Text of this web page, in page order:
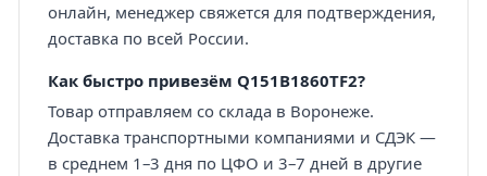
онлайн, менеджер свяжется для подтверждения,
доставка по всей России.
Как быстро привезём Q151B1860TF2?
Товар отправляем со склада в Воронеже.
Доставка транспортными компаниями и СДЭК —
в среднем 1–3 дня по ЦФО и 3–7 дней в другие